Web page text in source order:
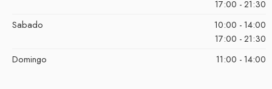
17:00 - 21:30
Sabado
10:00 - 14:00
17:00 - 21:30
Domingo
11:00 - 14:00